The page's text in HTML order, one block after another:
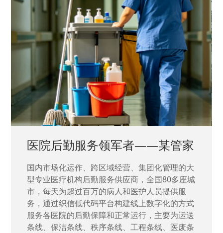
中国兵器工业集团——银光化学
国家“一五”期间156个重点项目之一。属于国家
高新技术企业，在信息化升级建设中，存在大
量“小、散、碎”的信息化需求，需要投入大量人
力资源进行开发，通过引入织信低代码平台，解
决当下遇到的各类业务难题，提升整体的IT研发
效率。